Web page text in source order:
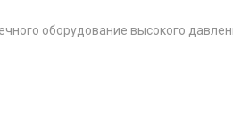
оборудование высокого